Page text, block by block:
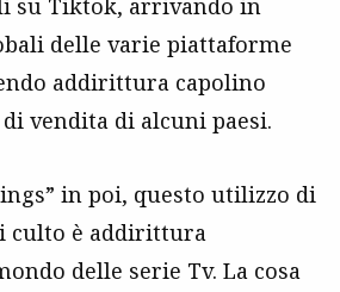
delle varie piattaforme
addirittura capolino
vendita di alcuni paesi.
in poi, questo utilizzo di
culto è addirittura
delle serie Tv. La cosa